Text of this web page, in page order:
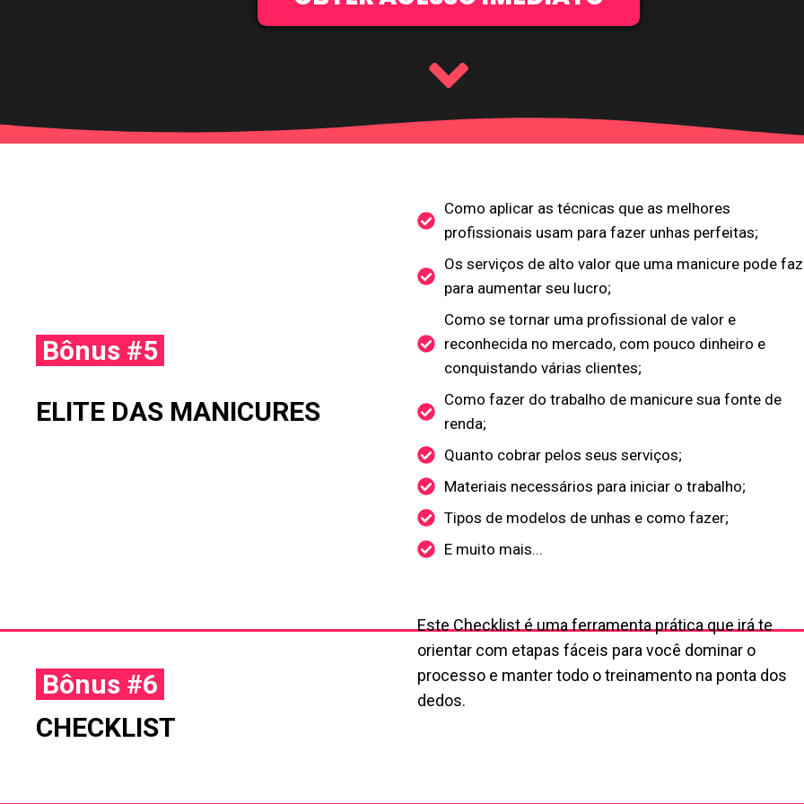
Bônus #5
ELITE DAS MANICURES
Como aplicar as técnicas que as melhores
profissionais usam para fazer unhas perfeitas;
Os serviços de alto valor que uma manicure pode
para aumentar seu lucro;
Como se tornar uma profissional de valor e
reconhecida no mercado, com pouco dinheiro e
conquistando várias clientes;
Como fazer do trabalho de manicure sua fonte de
renda;
Quanto cobrar pelos seus serviços;
Materiais necessários para iniciar o trabalho;
Tipos de modelos de unhas e como fazer;
E muito mais...
Bônus #6
CHECKLIST
Este Checklist é uma ferramenta prática que irá te
orientar com etapas fáceis para você dominar o
processo e manter todo o treinamento na ponta dos
dedos.